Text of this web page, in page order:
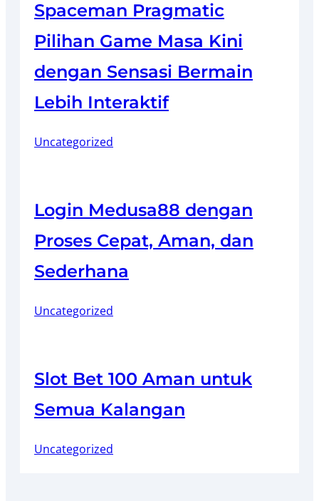
Spaceman Pragmatic
Pilihan Game Masa Kini
dengan Sensasi Bermain
Lebih Interaktif
Uncategorized
Login Medusa88 dengan
Proses Cepat, Aman, dan
Sederhana
Uncategorized
Slot Bet 100 Aman untuk
Semua Kalangan
Uncategorized